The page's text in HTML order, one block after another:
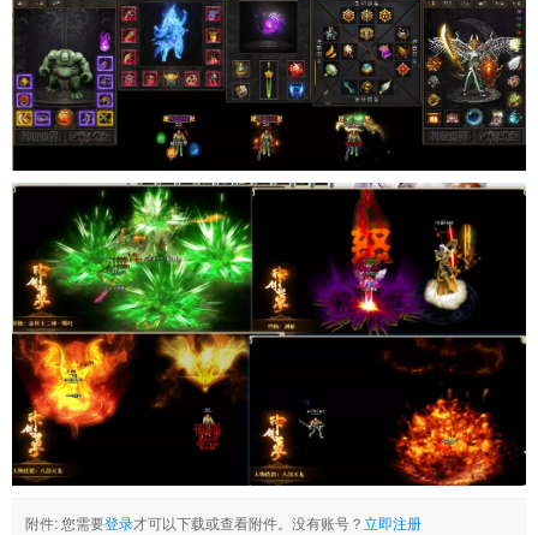
附件:您需要登录才可以下载或查看附件。没有账号？立即注册